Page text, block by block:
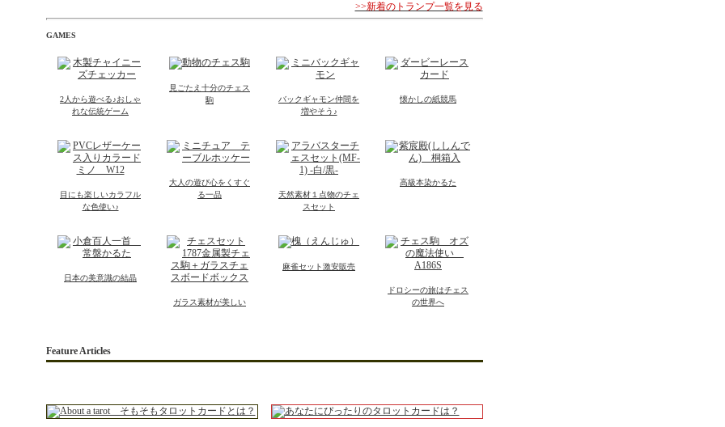
>>新着のトランプ一覧を見る
GAMES
2人から遊べる♪おしゃ
れな伝統ゲーム
見ごたえ十分のチェス
駒
バックギャモン仲間を
増やそう♪
懐かしの紙競馬
目にも楽しいカラフル
な色使い♪
大人の遊び心をくすぐ
る一品
天然素材１点物のチェ
スセット
高級本染かるた
日本の美意識の結晶
ガラス素材が美しい
麻雀セット激安販売
ドロシーの旅はチェス
の世界へ
Feature Articles